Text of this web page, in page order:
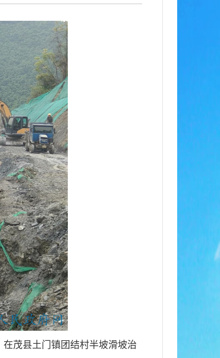
茂县土门镇团结村半坡滑坡治